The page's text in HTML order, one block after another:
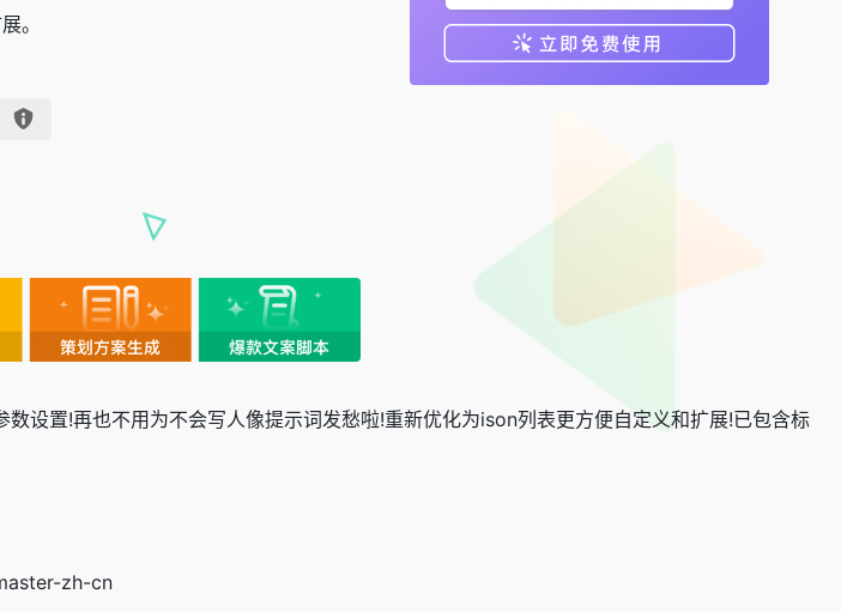
。
设置!再也不用为不会写人像提示词发愁啦!重新优化为ison列表更方便自定义和扩展!已包含标
zh-cn